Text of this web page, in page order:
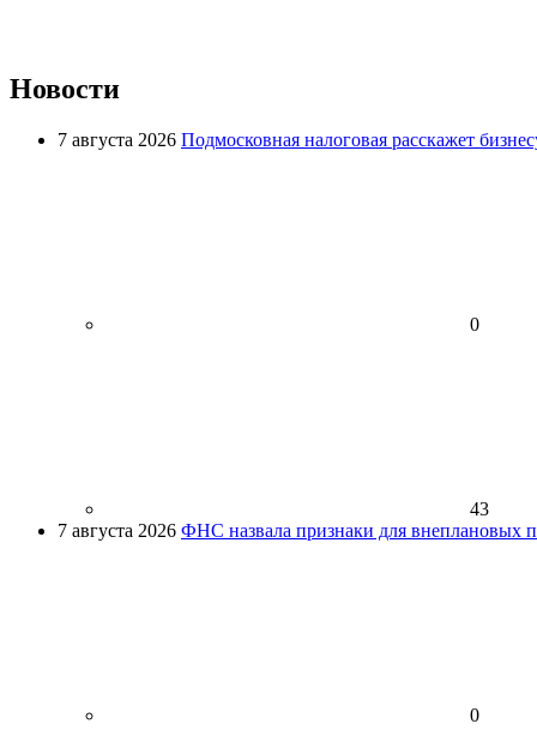
Новости
7 августа 2026 Подмосковная налоговая расскажет
0
43
7 августа 2026 ФНС назвала признаки для внеплановых
0